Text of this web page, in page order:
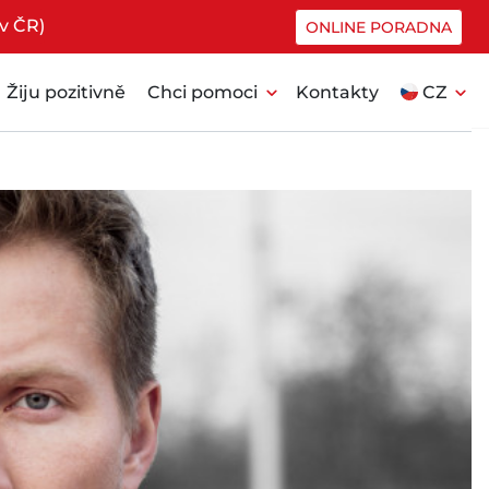
ČR) ONLINE PORADNA
Žiju pozitivně Chci pomoci expand_more Kontakty CZ expand_more